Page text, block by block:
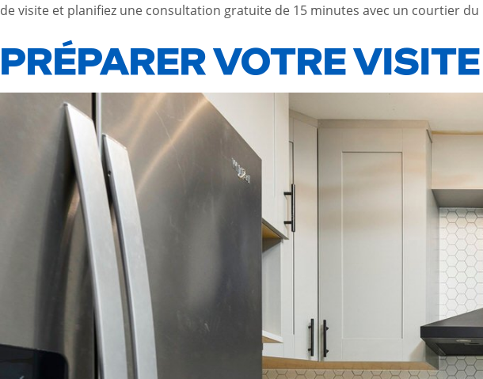
de visite et planifiez une consultation gratuite de 15 minutes avec un courtier
PRÉPARER VOTRE